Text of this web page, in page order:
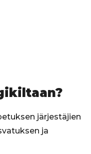
järjestäjien
ja